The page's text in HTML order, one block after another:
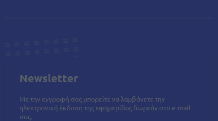
Newsletter
Με την εγγραφή σας μπορείτε να λαμβάνετε την
ηλεκτρονική έκδοση της εφημερίδας δωρεάν στο e-mail
σας.